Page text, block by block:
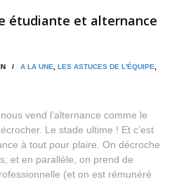
étudiante et alternance
/ A LA UNE, LES ASTUCES DE L'ÉQUIPE,
vend l’alternance comme le
Le stade ultime ! Et c’est
à tout pour plaire. On décroche
et en parallèle, on prend de
(et on est rémunéré